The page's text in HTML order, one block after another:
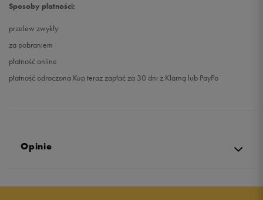
Sposoby płatności:
przelew zwykły
za pobraniem
płatność online
płatność odroczona Kup teraz zapłać za 30 dni z Klarną lub PayPo
Opinie